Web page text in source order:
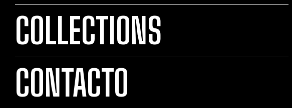
COLLECTIONS
CONTACTO